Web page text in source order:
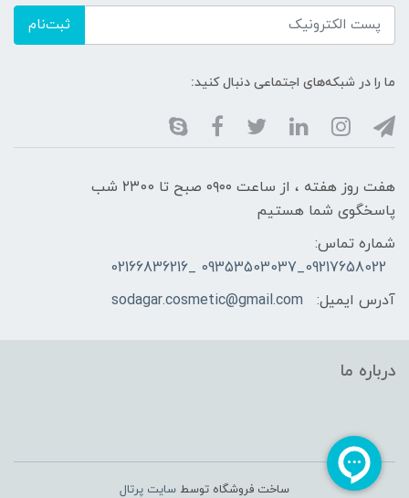
ثبت‌نام
ما را در شبکه‌های اجتماعی دنبال کنید:
هفت روز هفته ، از ساعت ۰۹۰۰ صبح تا ۲۳00 شب
پاسخگوی شما هستیم
شماره تماس:
09217658022_09353503037 _02166836216
آدرس ایمیل:
sodagar.cosmetic@gmail.com
درباره ما
ساخت فروشگاه توسط سایت پرتال